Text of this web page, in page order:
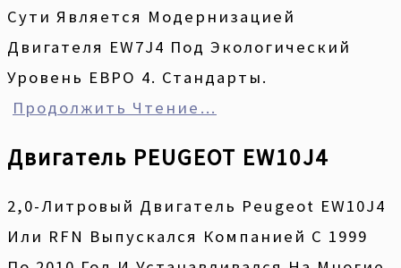
Сути Является Модернизацией
Двигателя EW7J4 Под Экологический
Уровень ЕВРО 4. Стандарты.
Продолжить Чтение…
Двигатель PEUGEOT EW10J4
2,0-Литровый Двигатель Peugeot EW10J4
Или RFN Выпускался Компанией С 1999